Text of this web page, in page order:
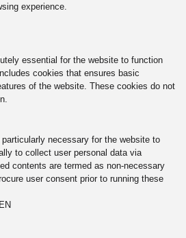
experience.
essential for the website to function
cookies that ensures basic
of the website. These cookies do not
necessary for the website to
to collect user personal data via
contents are termed as non-necessary
user consent prior to running these